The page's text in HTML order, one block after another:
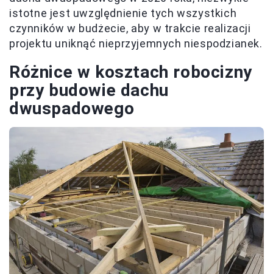
istotne jest uwzględnienie tych wszystkich
czynników w budżecie, aby w trakcie realizacji
projektu uniknąć nieprzyjemnych niespodzianek.
Różnice w kosztach robocizny
przy budowie dachu
dwuspadowego